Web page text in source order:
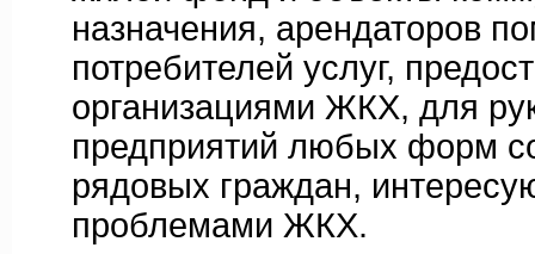
назначения, арендаторов
потребителей услуг,
организациями ЖКХ, для
предприятий любых форм
рядовых граждан,
проблемами ЖКХ.